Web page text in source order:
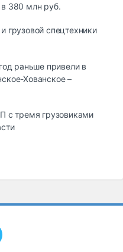
в 380 млн руб.
грузовой спецтехники
раньше привели в
Хованское –
с тремя грузовиками